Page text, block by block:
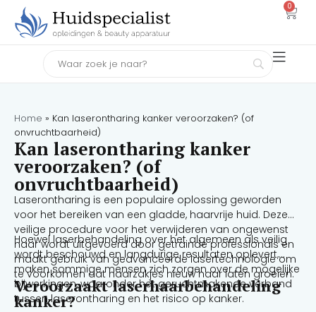
0
Home » Kan laserontharing kanker veroorzaken? (of
onvruchtbaarheid)
Kan laserontharing kanker
veroorzaken? (of
onvruchtbaarheid)
Laserontharing is een populaire oplossing geworden
voor het bereiken van een gladde, haarvrije huid. Deze
veilige procedure voor het verwijderen van ongewenst
haar wordt uitgevoerd door getrainde professionals en
maakt gebruik van geavanceerde lasertechnologie om
te voorkomen dat haarzakjes nieuw haar laten groeien.
Hoewel laserbehandeling over het algemeen als veilig
wordt beschouwd en langdurige resultaten oplevert,
maken sommige mensen zich zorgen over de mogelijke
bijwerkingen, waaronder het geruchtmakende verband
tussen laserontharing en het risico op kanker.
Veroorzaakt laserhaarbehandeling
kanker?